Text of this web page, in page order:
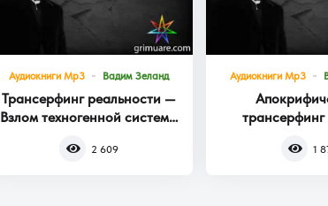
Аудиокниги Mp3 Вадим Зеланд
Трансерфинг реальности —
Взлом техногенной системы
2 609
Аудиокниги Mp3
1